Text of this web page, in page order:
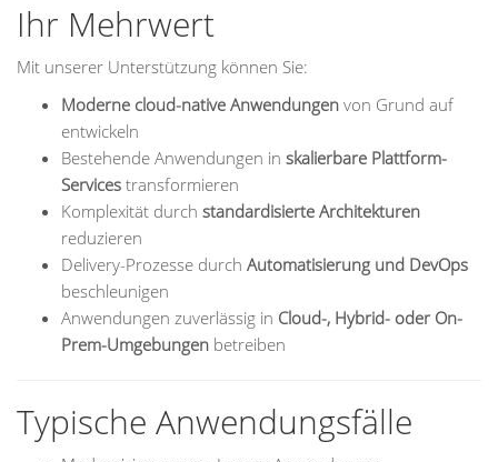
Ihr Mehrwert
Mit unserer Unterstützung können Sie:
Moderne cloud-native Anwendungen von Grund auf
entwickeln
Bestehende Anwendungen in skalierbare Plattform-
Services transformieren
Komplexität durch standardisierte Architekturen
reduzieren
Delivery-Prozesse durch Automatisierung und DevOps
beschleunigen
Anwendungen zuverlässig in Cloud-, Hybrid- oder On-
Prem-Umgebungen betreiben
Typische Anwendungsfälle